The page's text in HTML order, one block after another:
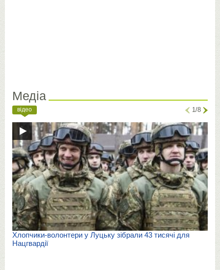
Медіа
відео 1/8
Хлопчики-волонтери у Луцьку зібрали 43 тисячі для
Нацгвардії